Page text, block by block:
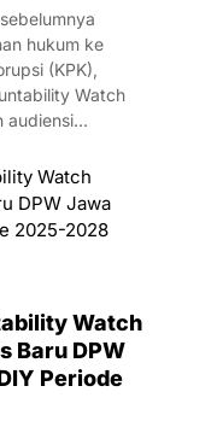
hukum ke
(KPK),
Watch
audiensi…
Watch
Baru DPW
Periode